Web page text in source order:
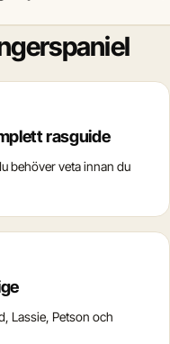
rasguide
behöver veta innan du
Lassie, Petson och